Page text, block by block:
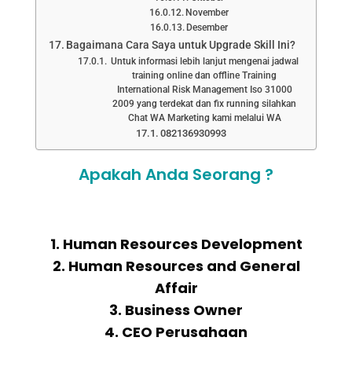
November
Desember
Bagaimana Cara Saya untuk Upgrade Skill Ini?
Untuk informasi lebih lanjut mengenai jadwal
training online dan offline Training
International Risk Management Iso 31000
2009 yang terdekat dan fix running silahkan
Chat WA Marketing kami melalui WA
082136930993
Apakah Anda Seorang ?
1. Human Resources Development
2. Human Resources and General
Affair
3. Business Owner
4. CEO Perusahaan